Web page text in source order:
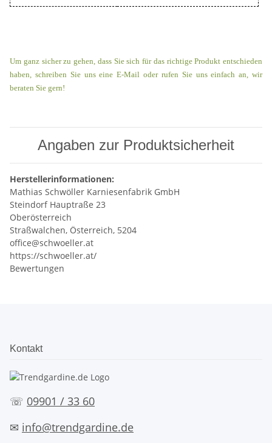
Um ganz sicher zu gehen, dass Sie sich für das richtige Produkt entschieden
haben, schreiben Sie uns eine E-Mail oder rufen Sie uns einfach an, wir
beraten Sie gern!
Angaben zur Produktsicherheit
Herstellerinformationen:
Mathias Schwöller Karniesenfabrik GmbH
Steindorf Hauptraße 23
Oberösterreich
Straßwalchen, Österreich, 5204
office@schwoeller.at
https://schwoeller.at/
Bewertungen
Kontakt
☏ 09901 / 33 60
✉ info@trendgardine.de